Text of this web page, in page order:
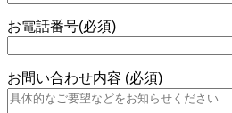
お電話番号(必須)
お問い合わせ内容 (必須)